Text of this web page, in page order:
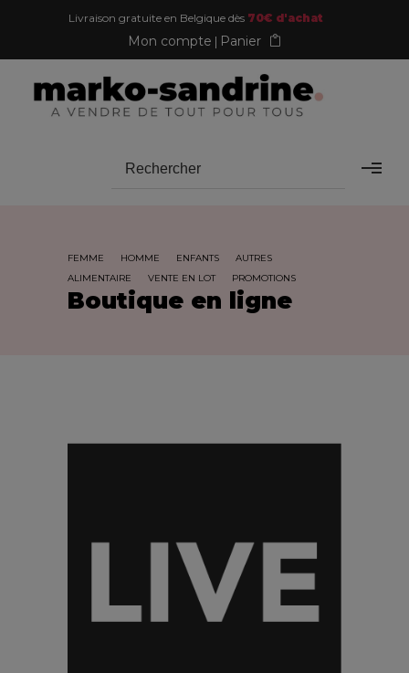
Livraison gratuite en Belgique dès 70€ d'achat
Mon compte Panier
FEMME HOMME ENFANTS
AUTRES
ALIMENTAIRE
VENTE EN LOT PROMOTIONS
Boutique en ligne